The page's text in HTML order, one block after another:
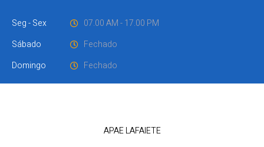
Seg - Sex
Sábado
Domingo
07.00 AM - 17.00 PM
Fechado
Fechado
APAE LAFAIETE